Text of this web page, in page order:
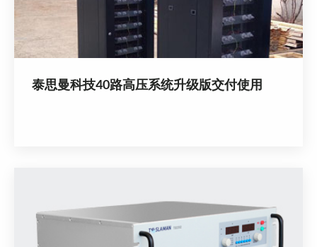
泰思曼科技40路高压系统升级版交付使用